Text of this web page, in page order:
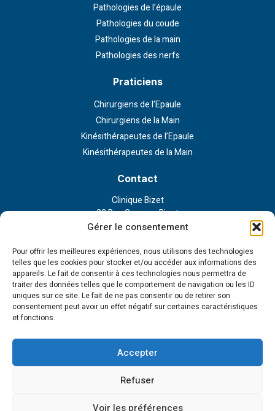
Gérer le consentement
Pour offrir les meilleures expériences, nous utilisons des technologies
telles que les cookies pour stocker et/ou accéder aux informations des
appareils. Le fait de consentir à ces technologies nous permettra de
traiter des données telles que le comportement de navigation ou les ID
uniques sur ce site. Le fait de ne pas consentir ou de retirer son
consentement peut avoir un effet négatif sur certaines caractéristiques
et fonctions.
Accepter
Refuser
Voir les préférences
Pathologies de l’épaule
Pathologies du coude
Pathologies de la main
Pathologies des nerfs
Praticiens
Chirurgiens de l’Epaule
Chirurgiens de la Main
Kinésithérapeutes de l’Epaule
Kinésithérapeutes de la Main
Contact
Clinique Bizet
23 Rue Georges Bizet
75116 Paris
Liens externe
Politique de confidentialité
Politique en matière de cookies
Tous droits réservés - 2023 © Institut de la main et l'épaule